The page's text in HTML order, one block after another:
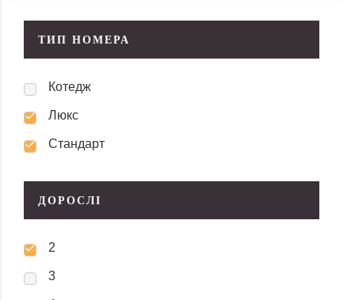
ТИП НОМЕРА
Котедж
Люкс
Стандарт
ДОРОСЛІ
2
3